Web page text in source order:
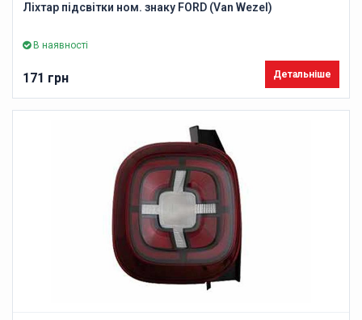
Ліхтар підсвітки ном. знаку FORD (Van Wezel)
В наявності
171 грн Детальніше